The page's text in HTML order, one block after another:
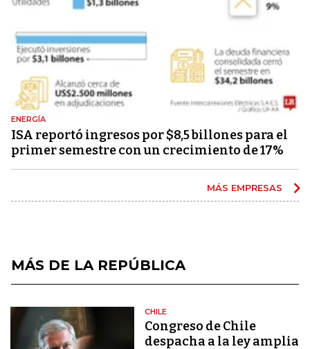
ENERGÍA
ISA reportó ingresos por $8,5 billones para el
primer semestre con un crecimiento de 17%
MÁS EMPRESAS
MÁS DE LA REPÚBLICA
CHILE
Congreso de Chile
despacha a la ley amplia